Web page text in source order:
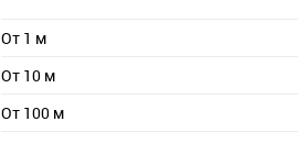
От 1 м
От 10 м
От 100 м